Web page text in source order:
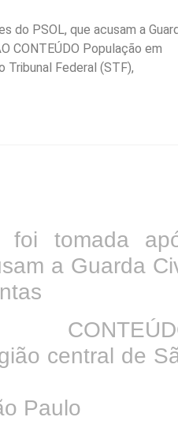
do PSOL, que acusam a
CONTEÚDO População em
Tribunal Federal (STF),
foi tomada
a Guarda
Paulo